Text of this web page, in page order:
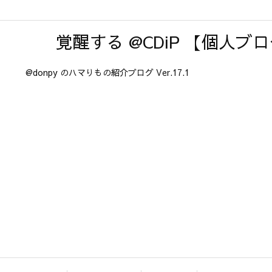
覚醒する @CDiP 【個人ブ
@donpy のハマりもの紹介ブログ Ver.17.1